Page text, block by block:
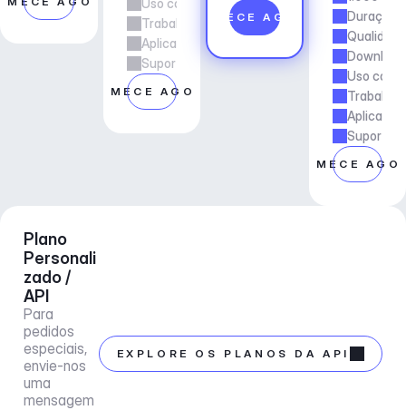
Uso comercial
Trabalho freelancer e de agência
Aplicações e Serviços
Suporte ao gerente de conta
COMECE AGORA
COMECE AGORA
Duração
Uso
Trabalho
Suporte
COMECE
Plano
Personali
zado /
API
Para
pedidos
especiais,
envie-nos
uma
mensagem
EXPLORE OS PLANOS DA API